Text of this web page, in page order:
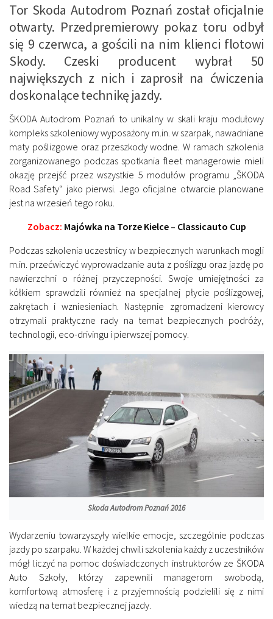
Tor Skoda Autodrom Poznań został oficjalnie
otwarty. Przedpremierowy pokaz toru odbył
się 9 czerwca, a gościli na nim klienci flotowi
Skody. Czeski producent wybrał 50
największych z nich i zaprosił na ćwiczenia
doskonalące technikę jazdy.
ŠKODA Autodrom Poznań to unikalny w skali kraju modułowy
kompleks szkoleniowy wyposażony m.in. w szarpak, nawadniane
maty poślizgowe oraz przeszkody wodne. W ramach szkolenia
zorganizowanego podczas spotkania fleet managerowie mieli
okazję przejść przez wszystkie 5 modułów programu „ŠKODA
Road Safety“ jako pierwsi. Jego oficjalne otwarcie planowane
jest na wrzesień tego roku.
Zobacz: Majówka na Torze Kielce – Classicauto Cup
Podczas szkolenia uczestnicy w bezpiecznych warunkach mogli
m.in. przećwiczyć wyprowadzanie auta z poślizgu oraz jazdę po
nawierzchni o różnej przyczepności. Swoje umiejętności za
kółkiem sprawdzili również na specjalnej płycie poślizgowej,
zakrętach i wzniesieniach. Następnie zgromadzeni kierowcy
otrzymali praktyczne rady na temat bezpiecznych podróży,
technologii, eco-drivingu i pierwszej pomocy.
Skoda Autodrom Poznań 2016
Wydarzeniu towarzyszyły wielkie emocje, szczególnie podczas
jazdy po szarpaku. W każdej chwili szkolenia każdy z uczestników
mógł liczyć na pomoc doświadczonych instruktorów ze ŠKODA
Auto Szkoły, którzy zapewnili managerom swobodą,
komfortową atmosferę i z przyjemnością podzielili się z nimi
wiedzą na temat bezpiecznej jazdy.